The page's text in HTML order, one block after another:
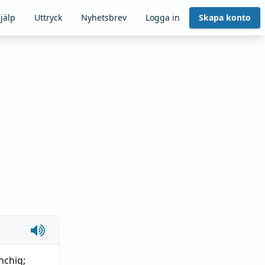
Uttryck Nyhetsbrev Logga in Skapa konto
;